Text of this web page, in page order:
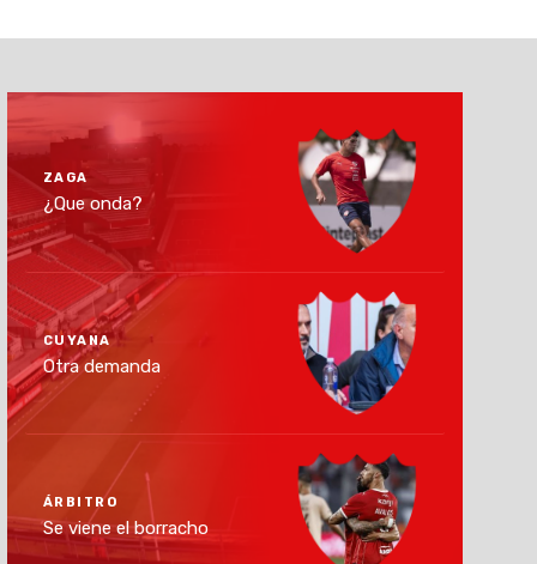
ZAGA
¿Que onda?
CUYANA
Otra demanda
ÁRBITRO
Se viene el borracho